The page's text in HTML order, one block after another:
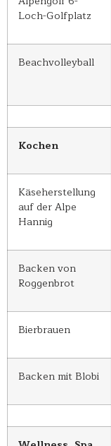
Loch-Golfplatz
Beachvolleyball
Kochen
Käseherstellung
auf der Alpe
Hannig
Backen von
Roggenbrot
Bierbrauen
Backen mit Blobi